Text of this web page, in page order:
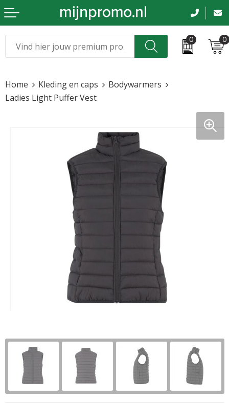
0 0
Kleding & caps
Tassen en reizen
Beurs en evenementen
Bloemen en planten
Sinterklaas
Home Kleding en caps
Bodywarmers
Ladies Light Puffer Vest